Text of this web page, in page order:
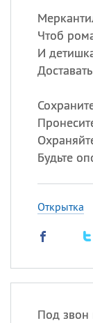
Чтоб
И
Будьте
Открытка
Под звон